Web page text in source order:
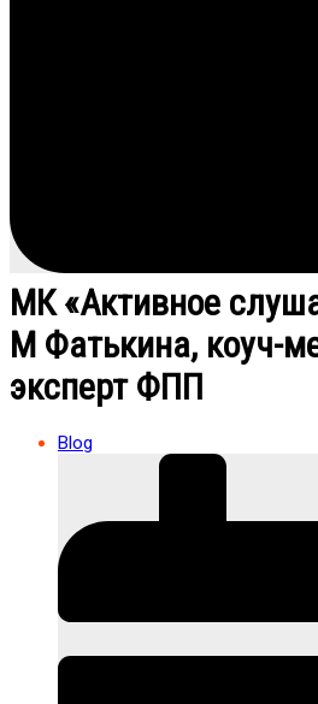
МК «Активное
М Фатькина, коуч-
эксперт ФПП
Blog